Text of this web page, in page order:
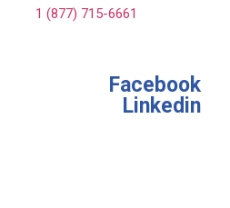
1 (877) 715-6661
Facebook
Linkedin